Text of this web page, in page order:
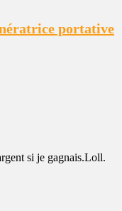
portative
si je gagnais.Loll.